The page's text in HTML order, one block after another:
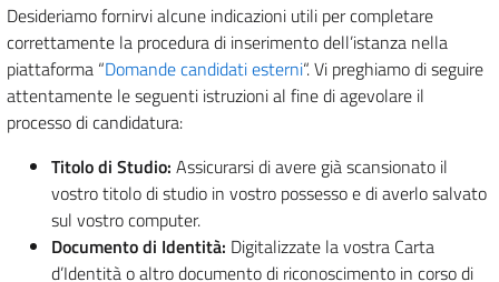
Desideriamo fornirvi alcune indicazioni utili per completare
correttamente la procedura di inserimento dell’istanza nella
piattaforma “Domande candidati esterni“. Vi preghiamo di seguire
attentamente le seguenti istruzioni al fine di agevolare il
processo di candidatura:
Titolo di Studio: Assicurarsi di avere già scansionato il
vostro titolo di studio in vostro possesso e di averlo salvato
sul vostro computer.
Documento di Identità: Digitalizzate la vostra Carta
d’Identità o altro documento di riconoscimento in corso di